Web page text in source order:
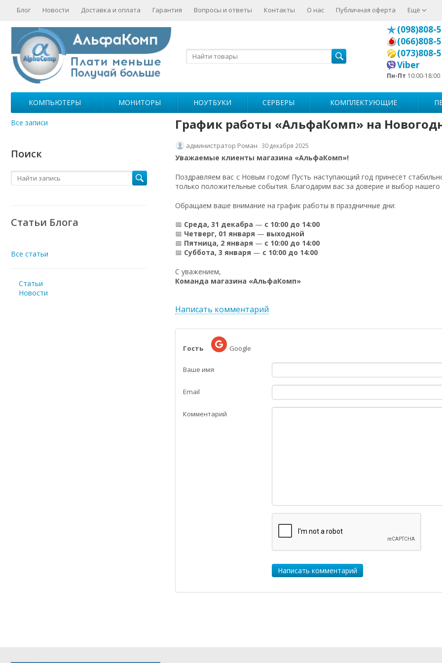
Блог Новости Доставка и оплата Гарантия Вопросы и ответы Контакты О нас Публичная оферта Ещё
(098)808-
(066)808-
(073)808-
Viber
Пн-Пт 10:00-18:00
КОМПЬЮТЕРЫ МОНИТОРЫ НОУТБУКИ СЕРВЕРЫ КОМПЛЕКТУЮЩИЕ
График работы «АльфаКомп» на
администратор Роман 30 декабря 2025
Уважаемые клиенты магазина «АльфаКомп»!
Поздравляем вас с Новым годом! Пусть наступающий год принесёт
только положительные события. Благодарим вас за доверие и выбор нашего
Обращаем ваше внимание на график работы в праздничные дни:
📅 Среда, 31 декабра — с 10:00 до 14:00
📅 Четверг, 01 января — выходной
📅 Пятница, 2 января — с 10:00 до 14:00
📅 Суббота, 3 января — с 10:00 до 14:00
С уважением,
Команда магазина «АльфаКомп»
Написать комментарий
Гость Google
Ваше имя
Email
Комментарий
Все записи
Поиск
Статьи Блога
Все статьи
Статьи
Новости